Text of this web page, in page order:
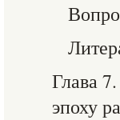
Глава
эпоху